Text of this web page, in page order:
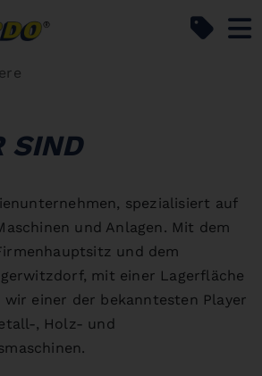
SIND
spezialisiert auf
und Anlagen. Mit dem
und dem
mit einer Lagerfläche
wir einer der bekanntesten Player
, Holz- und